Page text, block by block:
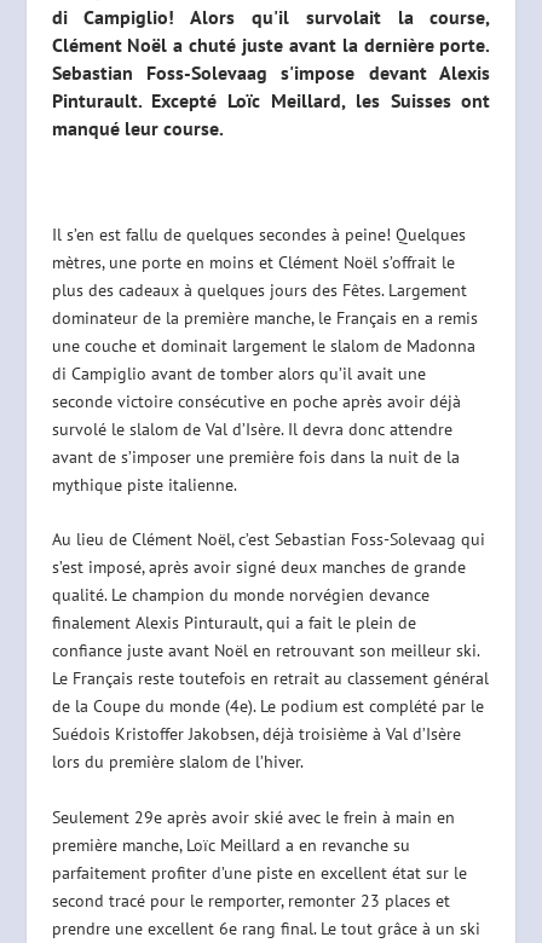
di Campiglio! Alors qu'il survolait la course,
Clément Noël a chuté juste avant la dernière porte.
Sebastian Foss-Solevaag s'impose devant Alexis
Pinturault. Excepté Loïc Meillard, les Suisses ont
manqué leur course.
Il s’en est fallu de quelques secondes à peine! Quelques
mètres, une porte en moins et Clément Noël s’offrait le
plus des cadeaux à quelques jours des Fêtes. Largement
dominateur de la première manche, le Français en a remis
une couche et dominait largement le slalom de Madonna
di Campiglio avant de tomber alors qu’il avait une
seconde victoire consécutive en poche après avoir déjà
survolé le slalom de Val d’Isère. Il devra donc attendre
avant de s’imposer une première fois dans la nuit de la
mythique piste italienne.
Au lieu de Clément Noël, c’est Sebastian Foss-Solevaag qui
s’est imposé, après avoir signé deux manches de grande
qualité. Le champion du monde norvégien devance
finalement Alexis Pinturault, qui a fait le plein de
confiance juste avant Noël en retrouvant son meilleur ski.
Le Français reste toutefois en retrait au classement général
de la Coupe du monde (4e). Le podium est complété par le
Suédois Kristoffer Jakobsen, déjà troisième à Val d’Isère
lors du première slalom de l’hiver.
Seulement 29e après avoir skié avec le frein à main en
première manche, Loïc Meillard a en revanche su
parfaitement profiter d’une piste en excellent état sur le
second tracé pour le remporter, remonter 23 places et
prendre une excellent 6e rang final. Le tout grâce à un ski